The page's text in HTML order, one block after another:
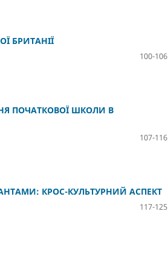
БРИТАНІЇ
100-106
ПОЧАТКОВОЇ ШКОЛИ В
107-116
КРОС-КУЛЬТУРНИЙ АСПЕКТ
117-125